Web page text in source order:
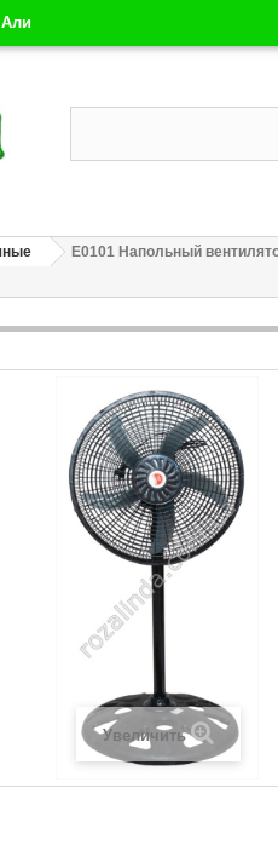
Али
Е0101 Напольный
Увеличить